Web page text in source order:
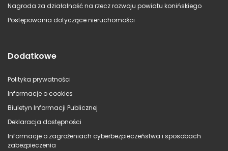
Nagroda za działalność na rzecz rozwoju powiatu konińskiego
Postępowania dotyczące nieruchomości
Dodatkowe
Polityka prywatności
Informacje o cookies
Biuletyn Informacji Publicznej
Deklaracja dostępności
Informacje o zagrożeniach cyberbezpieczeństwa i sposobach
zabezpieczenia